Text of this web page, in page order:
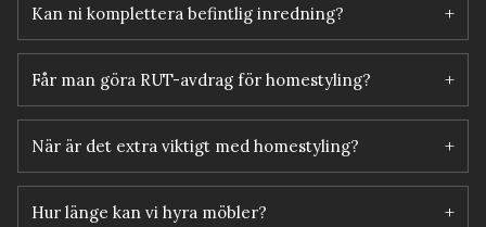
Kan ni komplettera befintlig inredning? +
Får man göra RUT-avdrag för homestyling? +
När är det extra viktigt med homestyling? +
Hur länge kan vi hyra möbler? +